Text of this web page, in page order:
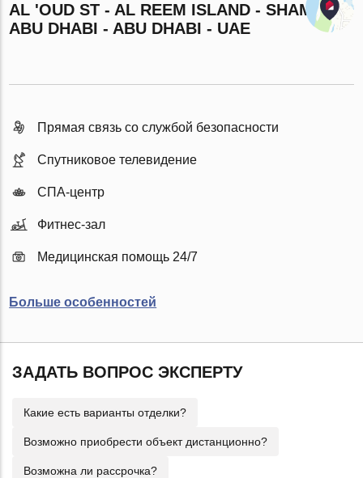
AL 'OUD ST - AL REEM ISLAND - SHAMS
ABU DHABI - ABU DHABI - UAE
Прямая связь со службой безопасности
Спутниковое телевидение
СПА-центр
Фитнес-зал
Медицинская помощь 24/7
Больше особенностей
ЗАДАТЬ ВОПРОС ЭКСПЕРТУ
Какие есть варианты отделки?
Возможно приобрести объект дистанционно?
Возможна ли рассрочка?